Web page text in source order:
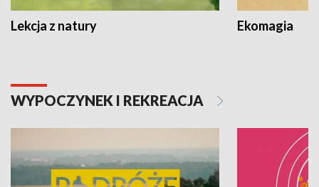
Lekcja z natury Ekomagia
WYPOCZYNEK I REKREACJA